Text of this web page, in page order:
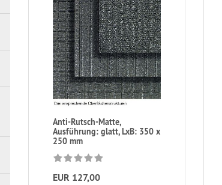
Anti-Rutsch-Matte,
Ausführung: glatt, LxB: 350 x
250 mm
EUR 127,00